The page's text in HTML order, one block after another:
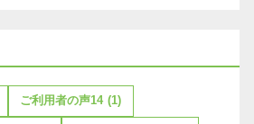
ご利用者の声14 (1)